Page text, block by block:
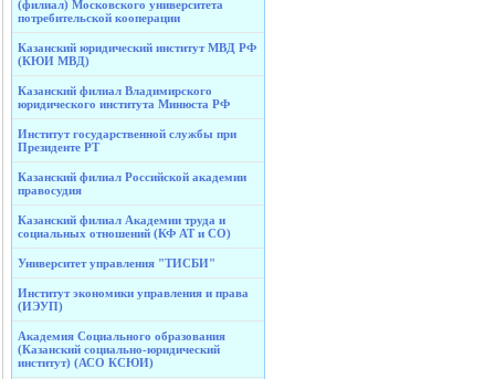
(филиал) Московского университета
потребительской кооперации
Казанский юридический институт МВД РФ
(КЮИ МВД)
Казанский филиал Владимирского
юридического института Минюста РФ
Институт государственной службы при
Президенте РТ
Казанский филиал Российской академии
правосудия
Казанский филиал Академии труда и
социальных отношений (КФ АТ и СО)
Университет управления "ТИСБИ"
Институт экономики управления и права
(ИЭУП)
Академия Социального образования
(Казанский социально-юридический
институт) (АСО КСЮИ)